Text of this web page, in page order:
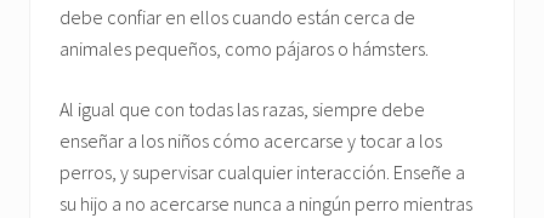
debe confiar en ellos cuando están cerca de
animales pequeños, como pájaros o hámsters.
Al igual que con todas las razas, siempre debe
enseñar a los niños cómo acercarse y tocar a los
perros, y supervisar cualquier interacción. Enseñe a
su hijo a no acercarse nunca a ningún perro mientras